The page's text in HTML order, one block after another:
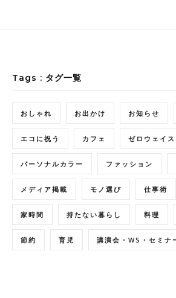
Tags : タグ一覧
おしゃれ お出かけ お知らせ
エコに祝う カフェ ゼロウェイス
パーソナルカラー ファッション
メディア掲載 モノ選び 仕事術
家時間 持たない暮らし 料理
節約 育児 講演会・WS・セミナ